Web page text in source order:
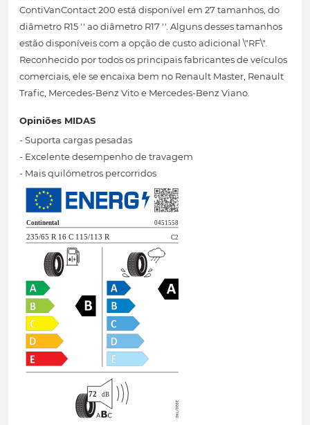
ContiVanContact 200 está disponível em 27 tamanhos, do
diâmetro R15 '' ao diâmetro R17 ''. Alguns desses tamanhos
estão disponíveis com a opção de custo adicional \"RF\".
Reconhecido por todos os principais fabricantes de veículos
comerciais, ele se encaixa bem no Renault Master, Renault
Trafic, Mercedes-Benz Vito e Mercedes-Benz Viano.
Opiniões MIDAS
- Suporta cargas pesadas
- Excelente desempenho de travagem
- Mais quilómetros percorridos